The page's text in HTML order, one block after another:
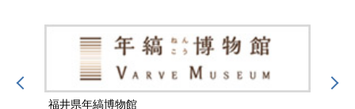
福井県年縞博物館